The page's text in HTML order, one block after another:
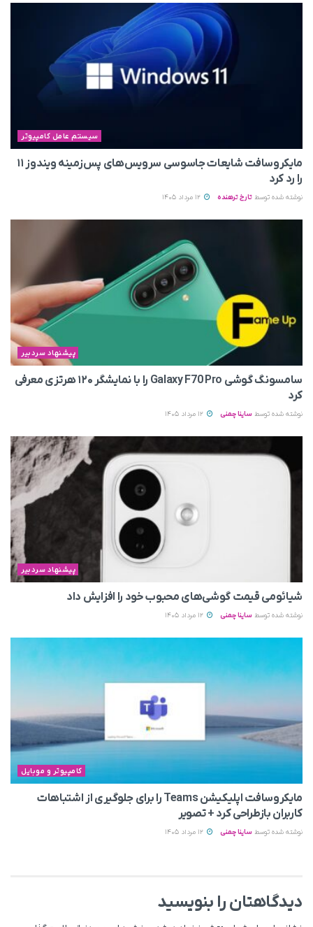
سیستم عامل کامپیوتر
مایکروسافت شایعات جاسوسی سرویس‌های پس‌زمینه ویندوز ۱۱
را رد کرد
نوشته شده توسط تارخ ترهنده
پیشنهاد سردبیر
سامسونگ گوشی Galaxy F70 Pro را با نمایشگر ۱۲۰ هرتزی معرفی
کرد
نوشته شده توسط ساینا چمنی
پیشنهاد سردبیر
شیائومی قیمت گوشی‌های محبوب خود را افزایش داد
نوشته شده توسط ساینا چمنی
کامپیوتر و موبایل
مایکروسافت اپلیکیشن Teams را برای جلوگیری از اشتباهات
کاربران بازطراحی کرد + تصویر
نوشته شده توسط ساینا چمنی
دیدگاهتان را بنویسید